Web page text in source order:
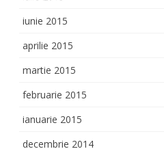
iunie 2015
aprilie 2015
martie 2015
februarie 2015
ianuarie 2015
decembrie 2014